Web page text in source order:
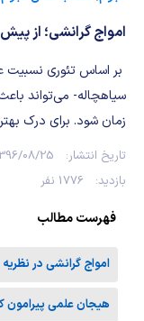
امواج گرانشی؛ از
بر اساس تئوری نسبیت
سیاهچاله- می‌تواند
زمان شود. برای درک
تاریخ انتشار: 08/25
بازدید:
1776 نفر
فهرست مطالب
امواج گرانشی در
هیجان علمی پیرامون
صلاح های شیمیایی
مطالب جالب شیمی
شیمی عمومی
روانپزشکی
طب سنتی